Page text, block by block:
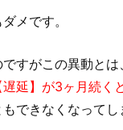
メです。
すがこの異動とは
延】が3ヶ月続く
できなくなってし